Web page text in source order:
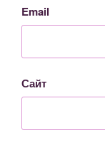
Email
Сайт